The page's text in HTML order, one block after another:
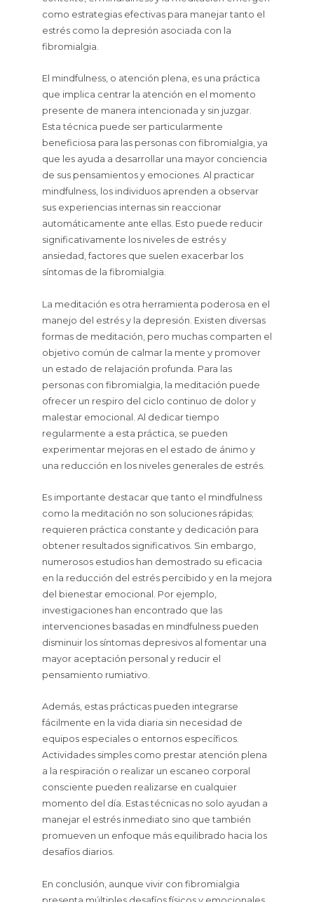
como estrategias efectivas para manejar tanto el
estrés como la depresión asociada con la
fibromialgia.
El mindfulness, o atención plena, es una práctica
que implica centrar la atención en el momento
presente de manera intencionada y sin juzgar.
Esta técnica puede ser particularmente
beneficiosa para las personas con fibromialgia, ya
que les ayuda a desarrollar una mayor conciencia
de sus pensamientos y emociones. Al practicar
mindfulness, los individuos aprenden a observar
sus experiencias internas sin reaccionar
automáticamente ante ellas. Esto puede reducir
significativamente los niveles de estrés y
ansiedad, factores que suelen exacerbar los
síntomas de la fibromialgia.
La meditación es otra herramienta poderosa en el
manejo del estrés y la depresión. Existen diversas
formas de meditación, pero muchas comparten el
objetivo común de calmar la mente y promover
un estado de relajación profunda. Para las
personas con fibromialgia, la meditación puede
ofrecer un respiro del ciclo continuo de dolor y
malestar emocional. Al dedicar tiempo
regularmente a esta práctica, se pueden
experimentar mejoras en el estado de ánimo y
una reducción en los niveles generales de estrés.
Es importante destacar que tanto el mindfulness
como la meditación no son soluciones rápidas;
requieren práctica constante y dedicación para
obtener resultados significativos. Sin embargo,
numerosos estudios han demostrado su eficacia
en la reducción del estrés percibido y en la mejora
del bienestar emocional. Por ejemplo,
investigaciones han encontrado que las
intervenciones basadas en mindfulness pueden
disminuir los síntomas depresivos al fomentar una
mayor aceptación personal y reducir el
pensamiento rumiativo.
Además, estas prácticas pueden integrarse
fácilmente en la vida diaria sin necesidad de
equipos especiales o entornos específicos.
Actividades simples como prestar atención plena
a la respiración o realizar un escaneo corporal
consciente pueden realizarse en cualquier
momento del día. Estas técnicas no solo ayudan a
manejar el estrés inmediato sino que también
promueven un enfoque más equilibrado hacia los
desafíos diarios.
En conclusión, aunque vivir con fibromialgia